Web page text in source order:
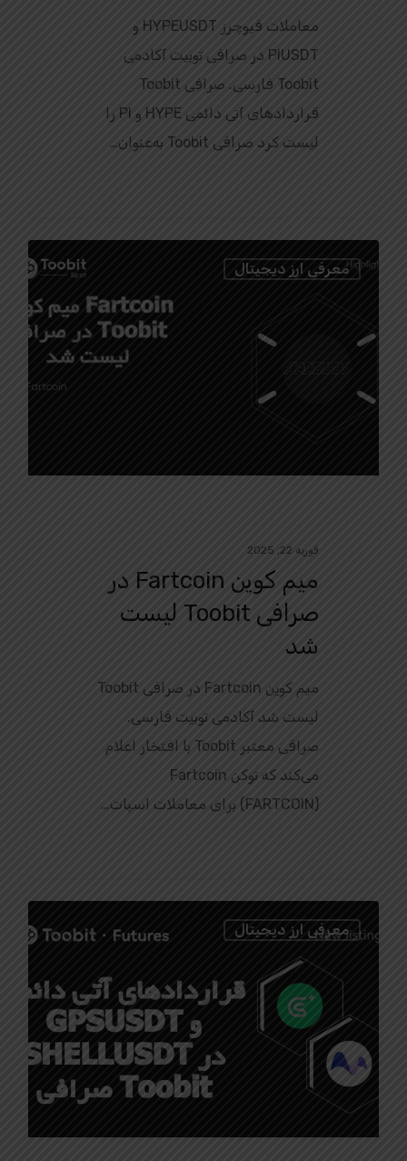
معاملات فیوچرز HYPEUSDT و
PIUSDT در صرافی توبیت آکادمی
Toobit فارسی. صرافی Toobit
قراردادهای آتی دائمی HYPE و PI را
لیست کرد صرافی Toobit به‌عنوان…
معرفی ارز دیجیتال
فوریه 22, 2025
میم کوین Fartcoin در
صرافی Toobit لیست
شد
میم کوین Fartcoin در صرافی Toobit
لیست شد آکادمی توبیت فارسی.
صرافی معتبر Toobit با افتخار اعلام
می‌کند که توکن Fartcoin
(FARTCOIN) برای معاملات اسپات…
معرفی ارز دیجیتال